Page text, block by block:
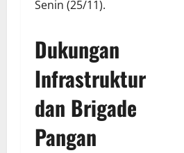
Senin (25/11).
Dukungan
Infrastruktur
dan Brigade
Pangan